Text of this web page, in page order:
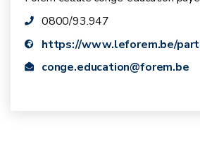
0800/93.947
https://www.leforem.be/
conge.education@forem.be